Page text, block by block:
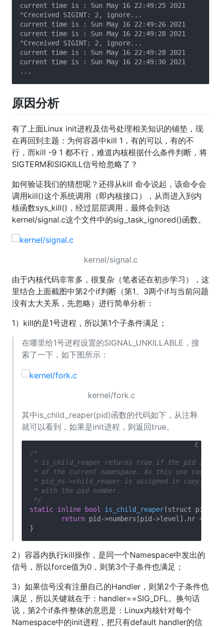
current time is : Sun May 16 22:49:25 2021
^Creceived SIGINT: 2, ignore...
current time is : Sun May 16 22:49:26 2021
current time is : Sun May 16 22:49:28 2021
^Creceived SIGINT: 2, ignore...
current time is : Sun May 16 22:49:28 2021
current time is : Sun May 16 22:49:30 2021
原因分析
有了上面Linux init进程及信号处理相关知识的铺垫，现
在再回到主题：为何容器中kill 1，有的可以，有的不
行，而kill -9 1 都不行，难道内核根据什么条件判断，将
SIGTERM和SIGKILL信号给忽略了？
如何验证我们的猜想呢？还得从kill 命令说起，该命令会
调用kill()这个系统调用（即内核接口），从而进入到内
核函数sys_kill()，经过层层调用，最终会到达
kernel/signal.c这个文件中的sig_task_ignored()函数。
kernel/signal.c
由于内核代码非常多，很复杂（笔者还在初步学习），这
里结合上面截图中第2个if判断（第1、3两个if与当前问题
没有太大关系，先忽略）进行简单分析：
1）kill的是1号进程，所以第1个子条件满足；
在哪里给1号进程设置的SIGNAL_UNKILLABLE，搜
索了一下，如下图所示：
kernel/fork.c
其中is_child_reaper(pid)函数的代码如下，从注释
就可以看到，如果是init进程，则返回true。
/*
* is_child_reaper returns true if the pid is
* of the current namespace. As this one could
* pid_ns->child_reaper is assigned in
* with the pid number.
*/
static inline bool is_child_reaper(struct pid
return pid->numbers[pid->level].nr ==
2）容器内执行kill操作，是同一个Namespace中发出的
信号，所以force值为0，则第3个子条件也满足；
3）如果信号没有注册自己的Handler，则第2个子条件也
满足，所以关键就在于：handler==SIG_DFL。换句话
说，第2个if条件整体的意思是：Linux内核针对每个
Namespace中的init进程，把只有default handler的信